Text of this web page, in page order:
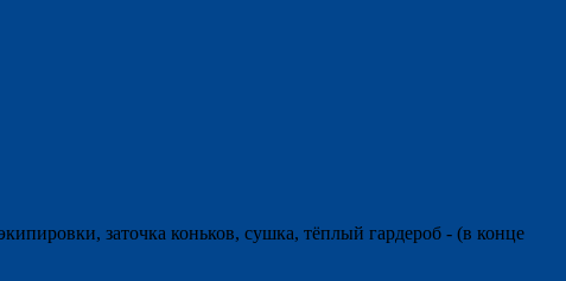
заточка коньков, сушка, тёплый гардероб - (в конце